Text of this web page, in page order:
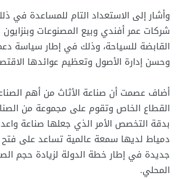
وأشار إلى الاستعداد التام للمساعدة في
شركات عمر أفندي وبيع المصنوعات وبنزايون
القابضة للسياحة، وذلك في إطار سياسة
وحسن إدارة الأصول وتعظيم عوائدها
أضاف عصمت أن صناعة الأثاث من أهم
القطاع الخاص وتقوم على مجموعة من
بدقة التخصص الأمر الذي جعلها صناعة
دمياط لديها سمعة عالمية تساعد على
جديدة في إطار خطة الدولة لزيادة حجم
المحلي.